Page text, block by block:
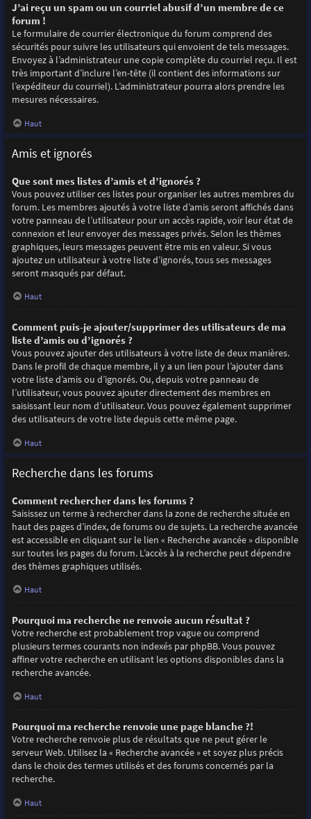
J’ai reçu un spam ou un courriel abusif d’un membre de ce
forum !
Le formulaire de courrier électronique du forum comprend des
sécurités pour suivre les utilisateurs qui envoient de tels messages.
Envoyez à l’administrateur une copie complète du courriel reçu. Il est
très important d’inclure l’en-tête (il contient des informations sur
l’expéditeur du courriel). L’administrateur pourra alors prendre les
mesures nécessaires.
Haut
Amis et ignorés
Que sont mes listes d’amis et d’ignorés ?
Vous pouvez utiliser ces listes pour organiser les autres membres du
forum. Les membres ajoutés à votre liste d’amis seront affichés dans
votre panneau de l’utilisateur pour un accès rapide, voir leur état de
connexion et leur envoyer des messages privés. Selon les thèmes
graphiques, leurs messages peuvent être mis en valeur. Si vous
ajoutez un utilisateur à votre liste d’ignorés, tous ses messages
seront masqués par défaut.
Haut
Comment puis-je ajouter/supprimer des utilisateurs de ma
liste d’amis ou d’ignorés ?
Vous pouvez ajouter des utilisateurs à votre liste de deux manières.
Dans le profil de chaque membre, il y a un lien pour l’ajouter dans
votre liste d’amis ou d’ignorés. Ou, depuis votre panneau de
l’utilisateur, vous pouvez ajouter directement des membres en
saisissant leur nom d’utilisateur. Vous pouvez également supprimer
des utilisateurs de votre liste depuis cette même page.
Haut
Recherche dans les forums
Comment rechercher dans les forums ?
Saisissez un terme à rechercher dans la zone de recherche située en
haut des pages d’index, de forums ou de sujets. La recherche avancée
est accessible en cliquant sur le lien « Recherche avancée » disponible
sur toutes les pages du forum. L’accès à la recherche peut dépendre
des thèmes graphiques utilisés.
Haut
Pourquoi ma recherche ne renvoie aucun résultat ?
Votre recherche est probablement trop vague ou comprend
plusieurs termes courants non indexés par phpBB. Vous pouvez
affiner votre recherche en utilisant les options disponibles dans la
recherche avancée.
Haut
Pourquoi ma recherche renvoie une page blanche ?!
Votre recherche renvoie plus de résultats que ne peut gérer le
serveur Web. Utilisez la « Recherche avancée » et soyez plus précis
dans le choix des termes utilisés et des forums concernés par la
recherche.
Haut